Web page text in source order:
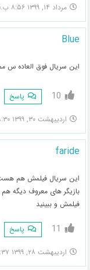
مرداد ۱۴, ۱۳۹۹ ۸:۵۶ ب.ظ
Blue
این سریال فوق العاده
10 پاسخ
اردیبهشت ۳۰, ۱۳۹۹ ۸:۳۰ ق.ظ
faride
بازیگر های معروف دیگه هم
فیلمش و ببینید
11 پاسخ
اردیبهشت ۲۸, ۱۳۹۹ ۶:۳۷ ق.ظ